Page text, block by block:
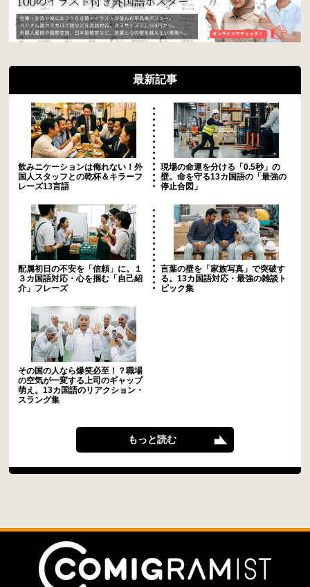
最新記事
飲みニケーションは侮れない！外
国人スタッフとの乾杯＆キラーフ
レーズ13言語
現場の命運を分ける「0.5秒」の
壁。命を守る13カ国語の「最強の
停止合図」
配属初日の不安を「信頼」に。１
３カ国語対応・心を掴む「自己紹
介」フレーズ
言葉の壁を「家族写真」で突破す
る。13カ国語対応・最強の雑談ト
ピック集
その国の人なら爆笑必至！？職場
の空気が一変する上司のギャップ
萌え。13カ国語のリアクション・
スラング集
もっと読む